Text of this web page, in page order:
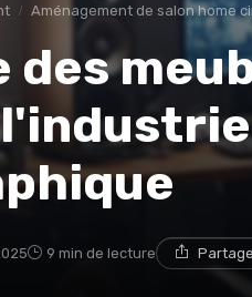
Aménagement de salon home
des
l'industrie
9 min de lecture